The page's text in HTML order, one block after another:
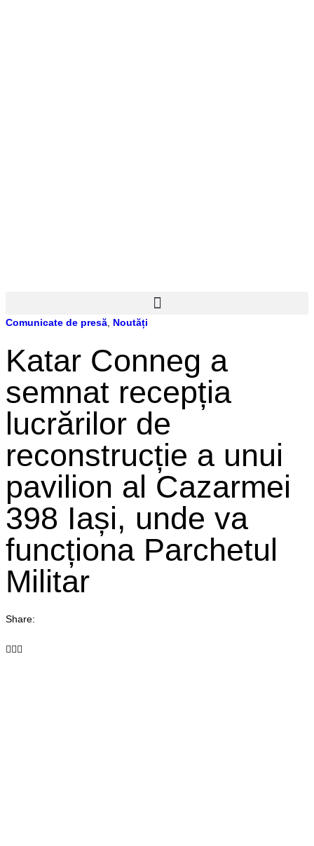
Comunicate de presă Noutăți
Katar Conneg a
semnat recepția
lucrărilor de
reconstrucție a unui
pavilion al Cazarmei
398 Iași, unde va
funcționa Parchetul
Militar
Share: